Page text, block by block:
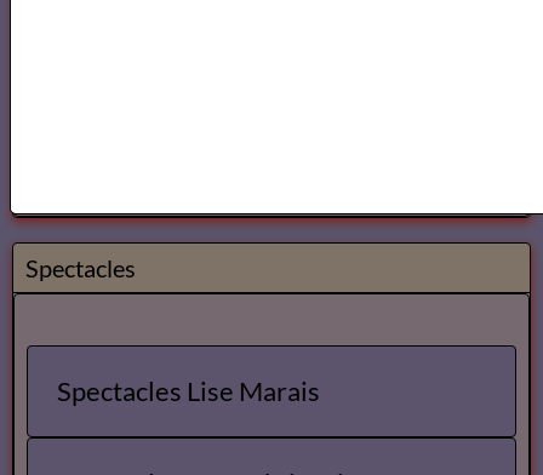
Annuaire des Metteurs en Scène Com&diens
Annuaire des Metteurs en Scene
Comédiens